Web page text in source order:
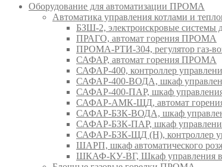
Оборудование для автоматизации ПРОМА
Автоматика управления котлами и
БЗШ-2, электроискровые
ПРАГО, автомат горения ПРОМА
ПРОМА-РТИ-304, регулятор газ-
САФАР, автомат горения ПРОМА
САФАР-400, контроллер
САФАР-400-ВОДА, шкаф
САФАР-400-ПАР, шкаф
САФАР-АМК-ЩД, автомат горения
САФАР-БЗК-ВОДА, шкаф
САФАР-БЗК-ПАР, шкаф
САФАР-БЗК-ЩД (Н), контроллер
ШАРП, шкаф автоматического
ШКАФ-КУ-ВГ, Шкаф управления